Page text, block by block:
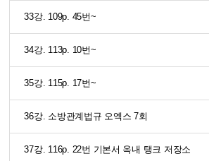
33강. 109p. 45번~
34강. 113p. 10번~
35강. 115p. 17번~
36강. 소방관계법규 오엑스 7회
37강. 116p. 22번 기본서 옥내 탱크 저장소